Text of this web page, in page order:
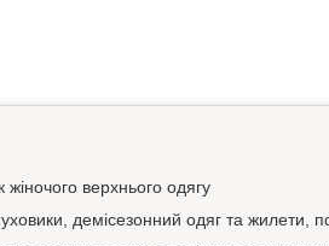
верхнього одягу
демісезонний одяг та